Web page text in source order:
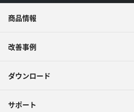
商品情報
改善事例
ダウンロード
サポート